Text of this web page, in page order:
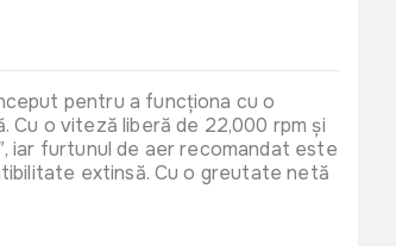
pentru a funcționa cu o
Cu o viteză liberă de 22,000 rpm și
iar furtunul de aer recomandat este
extinsă. Cu o greutate netă